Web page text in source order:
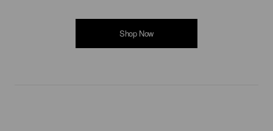
Shop Now